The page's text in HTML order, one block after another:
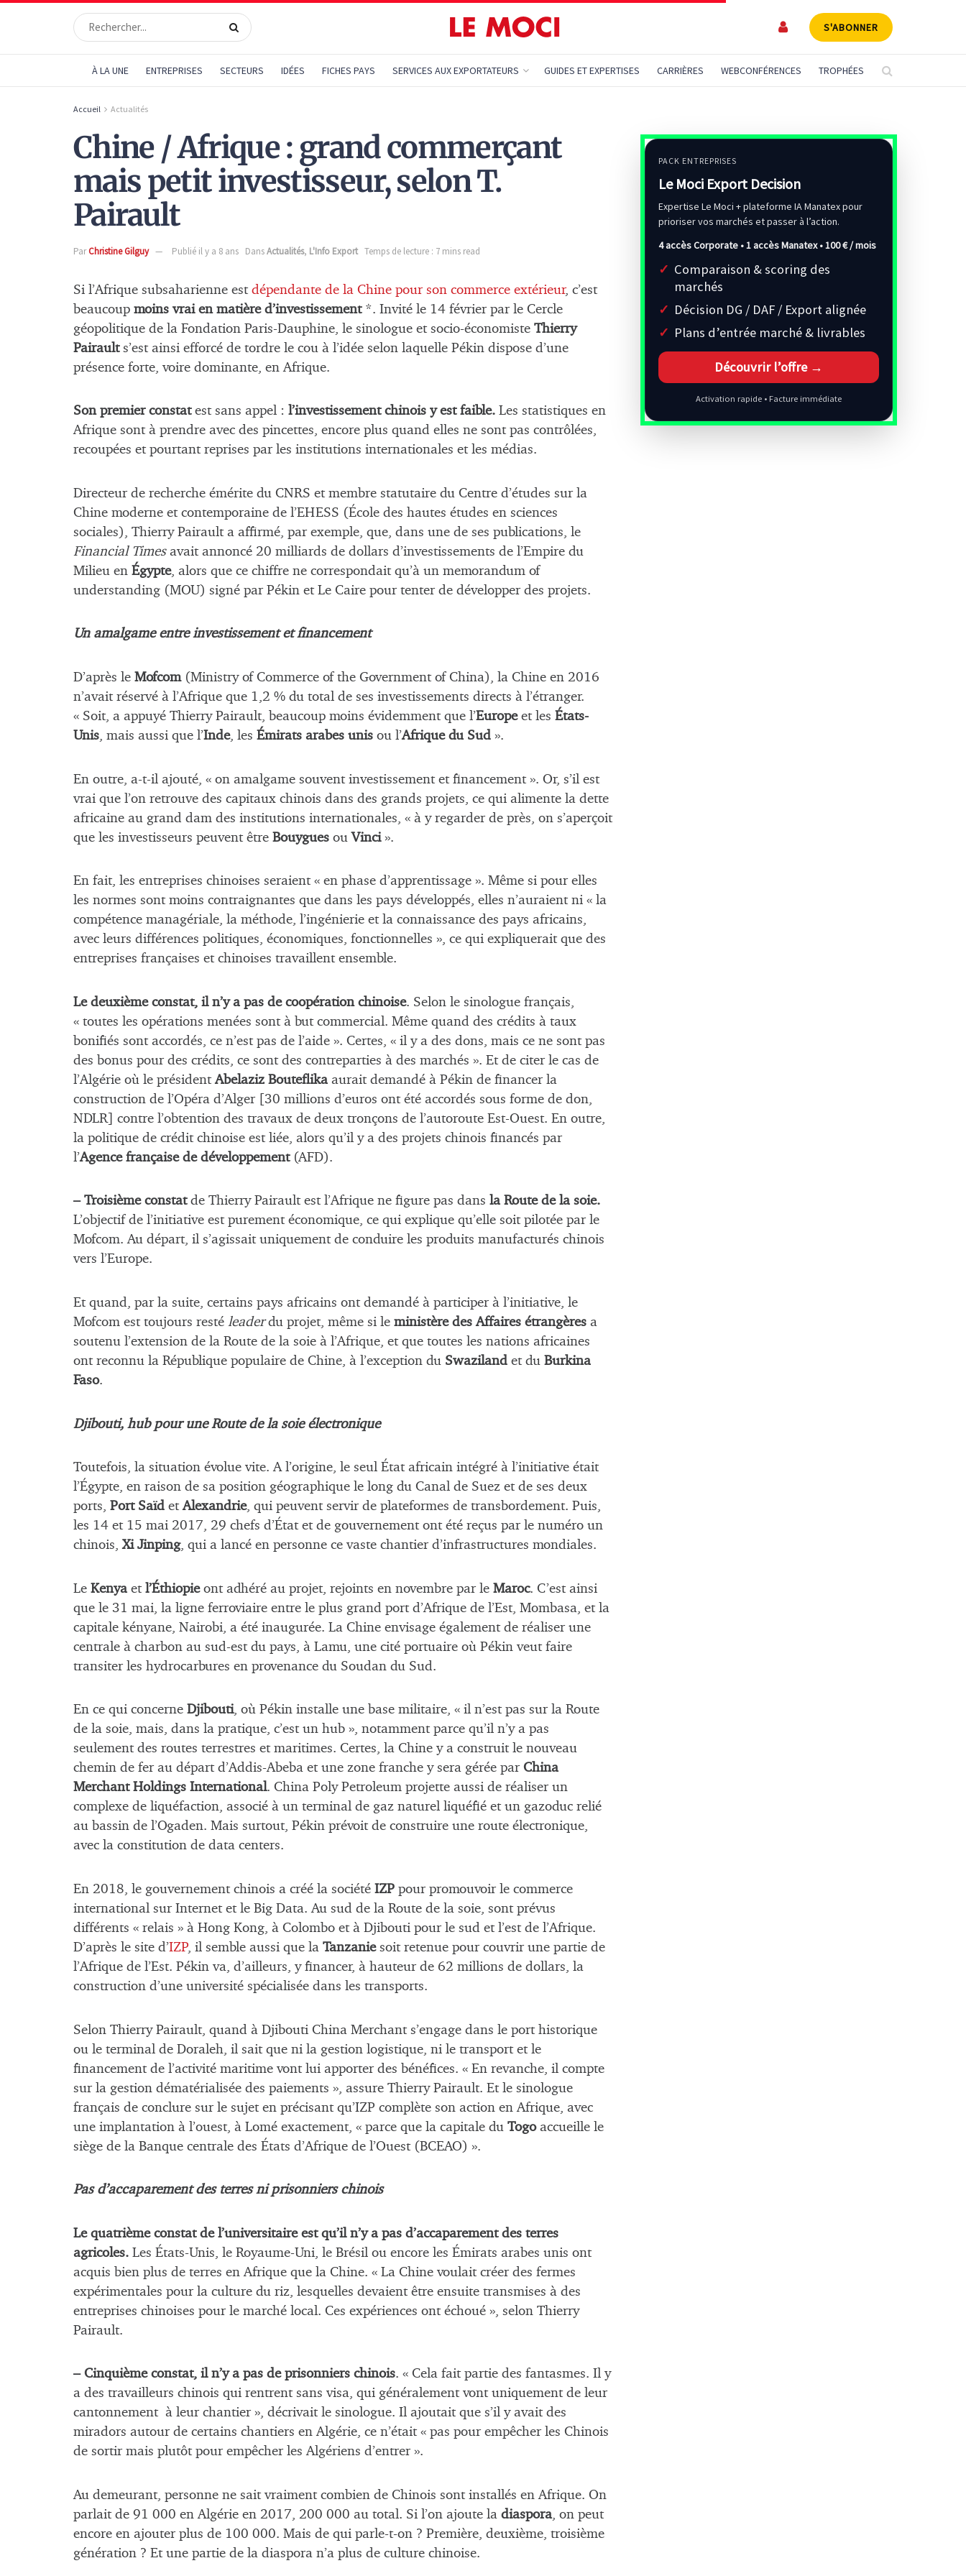
S'ABONNER
À LA UNE ENTREPRISES SECTEURS IDÉES FICHES PAYS SERVICES AUX EXPORTATEURS GUIDES ET EXPERTISES CARRIÈRES WEBCONFÉRENCES TROPHÉES
Accueil Actualités
Chine / Afrique : grand commerçant
mais petit investisseur, selon T.
Pairault
ParChristine Gilguy Publié il y a 8 ans DansActualités, L'Info Export Temps de lecture : 7 mins read
Si l’Afrique subsaharienne est dépendante de la Chine pour son commerce extérieur, c’est
beaucoup moins vrai en matière d’investissement*. Invité le 14 février par le Cercle
géopolitique de la Fondation Paris-Dauphine, le sinologue et socio-économiste Thierry
Pairaults’est ainsi efforcé de tordre le cou à l’idée selon laquelle Pékin dispose d’une
présence forte, voire dominante, en Afrique.
Son premier constat est sans appel : l’investissement chinois y est faible. Les statistiques en
Afrique sont à prendre avec des pincettes, encore plus quand elles ne sont pas contrôlées,
recoupées et pourtant reprises par les institutions internationales et les médias.
Directeur de recherche émérite du CNRS et membre statutaire du Centre d’études sur la
Chine moderne et contemporaine de l’EHESS (École des hautes études en sciences
sociales), Thierry Pairault a affirmé, par exemple, que, dans une de ses publications, le
Financial Timesavait annoncé 20 milliards de dollars d’investissements de l’Empire du
Milieu en Égypte, alors que ce chiffre ne correspondait qu’à un memorandum of
understanding (MOU) signé par Pékin et Le Caire pour tenter de développer des projets.
Un amalgame entre investissement et financement
D’après le Mofcom(Ministry of Commerce of the Government of China), la Chine en 2016
n’avait réservé à l’Afrique que 1,2 % du total de ses investissements directs à l’étranger.
« Soit, a appuyé Thierry Pairault, beaucoup moins évidemment que l’Europeet les États-
Unis, mais aussi que l’Inde, les Émirats arabes unis ou l’Afrique du Sud ».
En outre, a-t-il ajouté, « on amalgame souvent investissement et financement ». Or, s’il est
vrai que l’on retrouve des capitaux chinois dans des grands projets, ce qui alimente la dette
africaine au grand dam des institutions internationales, « à y regarder de près, on s’aperçoit
que les investisseurs peuvent être Bouygues ouVinci».
En fait, les entreprises chinoises seraient « en phase d’apprentissage ». Même si pour elles
les normes sont moins contraignantes que dans les pays développés, elles n’auraient ni « la
compétence managériale, la méthode, l’ingénierie et la connaissance des pays africains,
avec leurs différences politiques, économiques, fonctionnelles », ce qui expliquerait que des
entreprises françaises et chinoises travaillent ensemble.
Le deuxième constat, il n’y a pas de coopération chinoise. Selon le sinologue français,
« toutes les opérations menées sont à but commercial. Même quand des crédits à taux
bonifiés sont accordés, ce n’est pas de l’aide ». Certes, « il y a des dons, mais ce ne sont pas
des bonus pour des crédits, ce sont des contreparties à des marchés ». Et de citer le cas de
l’Algérie où le président Abelaziz Bouteflika aurait demandé à Pékin de financer la
construction de l’Opéra d’Alger [30 millions d’euros ont été accordés sous forme de don,
NDLR] contre l’obtention des travaux de deux tronçons de l’autoroute Est-Ouest. En outre,
la politique de crédit chinoise est liée, alors qu’il y a des projets chinois financés par
l’Agence française de développement (AFD).
– Troisième constat de Thierry Pairault est l’Afrique ne figure pas dans la Route de la soie.
L’objectif de l’initiative est purement économique, ce qui explique qu’elle soit pilotée par le
Mofcom. Au départ, il s’agissait uniquement de conduire les produits manufacturés chinois
vers l’Europe.
Et quand, par la suite, certains pays africains ont demandé à participer à l’initiative, le
Mofcom est toujours resté leaderdu projet, même si le ministère des Affaires étrangères a
soutenu l’extension de la Route de la soie à l’Afrique, et que toutes les nations africaines
ont reconnu la République populaire de Chine, à l’exception du Swaziland et du Burkina
Faso.
Djibouti, hub pour une Route de la soie électronique
Toutefois, la situation évolue vite. A l’origine, le seul État africain intégré à l’initiative était
l’Égypte, en raison de sa position géographique le long du Canal de Suez et de ses deux
ports, Port Saïd etAlexandrie, qui peuvent servir de plateformes de transbordement. Puis,
les 14 et 15 mai 2017, 29 chefs d’État et de gouvernement ont été reçus par le numéro un
chinois,Xi Jinping, qui a lancé en personne ce vaste chantier d’infrastructures mondiales.
Le Kenya et l’Éthiopieont adhéré au projet, rejoints en novembre par le Maroc. C’est ainsi
que le 31 mai, la ligne ferroviaire entre le plus grand port d’Afrique de l’Est, Mombasa, et la
capitale kényane, Nairobi, a été inaugurée. La Chine envisage également de réaliser une
centrale à charbon au sud-est du pays, à Lamu, une cité portuaire où Pékin veut faire
transiter les hydrocarbures en provenance du Soudan du Sud.
En ce qui concerne Djibouti, où Pékin installe une base militaire, « il n’est pas sur la Route
de la soie, mais, dans la pratique, c’est un hub », notamment parce qu’il n’y a pas
seulement des routes terrestres et maritimes. Certes, la Chine y a construit le nouveau
chemin de fer au départ d’Addis-Abeba et une zone franche y sera gérée par China
Merchant Holdings International. China Poly Petroleum projette aussi de réaliser un
complexe de liquéfaction, associé à un terminal de gaz naturel liquéfié et un gazoduc relié
au bassin de l’Ogaden. Mais surtout, Pékin prévoit de construire une route électronique,
avec la constitution de data centers.
En 2018, le gouvernement chinois a créé la société IZP pour promouvoir le commerce
international sur Internet et le Big Data. Au sud de la Route de la soie, sont prévus
différents « relais » à Hong Kong, à Colombo et à Djibouti pour le sud et l’est de l’Afrique.
D’après le site d’IZP, il semble aussi que la Tanzanie soit retenue pour couvrir une partie de
l’Afrique de l’Est. Pékin va, d’ailleurs, y financer, à hauteur de 62 millions de dollars, la
construction d’une université spécialisée dans les transports.
Selon Thierry Pairault, quand à Djibouti China Merchant s’engage dans le port historique
ou le terminal de Doraleh, il sait que ni la gestion logistique, ni le transport et le
financement de l’activité maritime vont lui apporter des bénéfices. « En revanche, il compte
sur la gestion dématérialisée des paiements », assure Thierry Pairault. Et le sinologue
français de conclure sur le sujet en précisant qu’IZP complète son action en Afrique, avec
une implantation à l’ouest, à Lomé exactement, « parce que la capitale du Togo accueille le
siège de la Banque centrale des États d’Afrique de l’Ouest (BCEAO) ».
Pas d’accaparement des terres ni prisonniers chinois
Le quatrième constat de l’universitaire est qu’il n’y a pas d’accaparement des terres
agricoles. Les États-Unis, le Royaume-Uni, le Brésil ou encore les Émirats arabes unis ont
acquis bien plus de terres en Afrique que la Chine. « La Chine voulait créer des fermes
expérimentales pour la culture du riz, lesquelles devaient être ensuite transmises à des
entreprises chinoises pour le marché local. Ces expériences ont échoué », selon Thierry
Pairault.
– Cinquième constat, il n’y a pas de prisonniers chinois. « Cela fait partie des fantasmes. Il y
a des travailleurs chinois qui rentrent sans visa, qui généralement vont uniquement de leur
cantonnement à leur chantier », décrivait le sinologue. Il ajoutait que s’il y avait des
miradors autour de certains chantiers en Algérie, ce n’était « pas pour empêcher les Chinois
de sortir mais plutôt pour empêcher les Algériens d’entrer ».
Au demeurant, personne ne sait vraiment combien de Chinois sont installés en Afrique. On
parlait de 91 000 en Algérie en 2017, 200 000 au total. Si l’on ajoute la diaspora, on peut
encore en ajouter plus de 100 000. Mais de qui parle-t-on ? Première, deuxième, troisième
génération ? Et une partie de la diaspora n’a plus de culture chinoise.
PACK ENTREPRISES
Le Moci Export Decision
Expertise Le Moci + plateforme IA Manatex pour
prioriser vos marchés et passer à l’action.
4 accès Corporate • 1 accès Manatex •100 € / mois
Comparaison & scoring des
marchés
Décision DG / DAF / Export alignée
Plans d’entrée marché & livrables
Découvrir l’offre →
Activation rapide • Facture immédiate